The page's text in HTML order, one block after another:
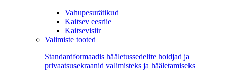
Vahupesurätikud
Kaitsev eesriie
Kaitsevisiir
Valimiste tooted
Standardformaadis hääletussedelite hoidjad ja
privaatsusekraanid valimisteks ja hääletamiseks